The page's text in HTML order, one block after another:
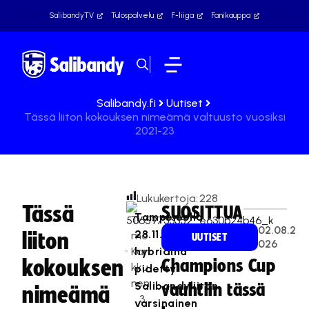
SalibandyTV Tulospalvelu F-liiga Fanikauppa
Salibandy.fi
Uutiset
Tässä liiton kokouksen nimeämä valtuusto vuosiksi
2021-23
Tässä
liiton
kokouksen
nimeämä
Ti
mo
Kan
kku
nen
3
Lukukertoja:228
Tampereella
28.11.2020
hybridinä
pidetty
Salibandyliiton
varsinainen
SUOSITTUA
UUTISET
02.08.2
026
Champions Cup
vauhtiin tässä